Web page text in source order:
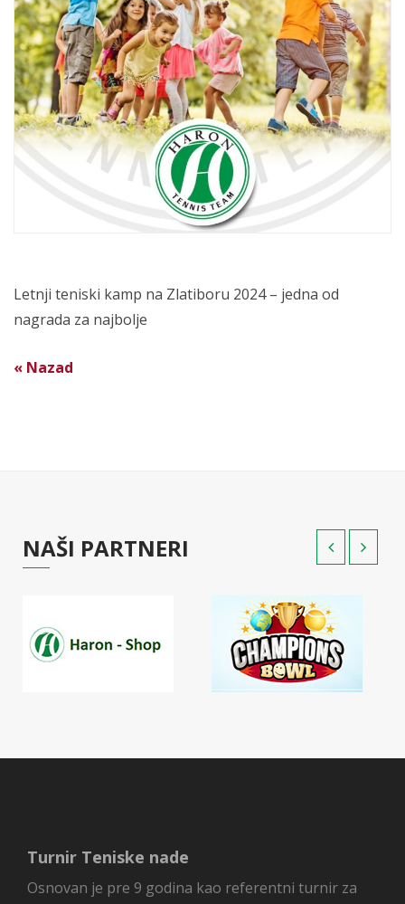
Letnji teniski kamp na Zlatiboru 2024 – jedna od
nagrada za najbolje
« Nazad
NAŠI PARTNERI
Turnir Teniske nade
Osnovan je pre 9 godina kao referentni turnir za